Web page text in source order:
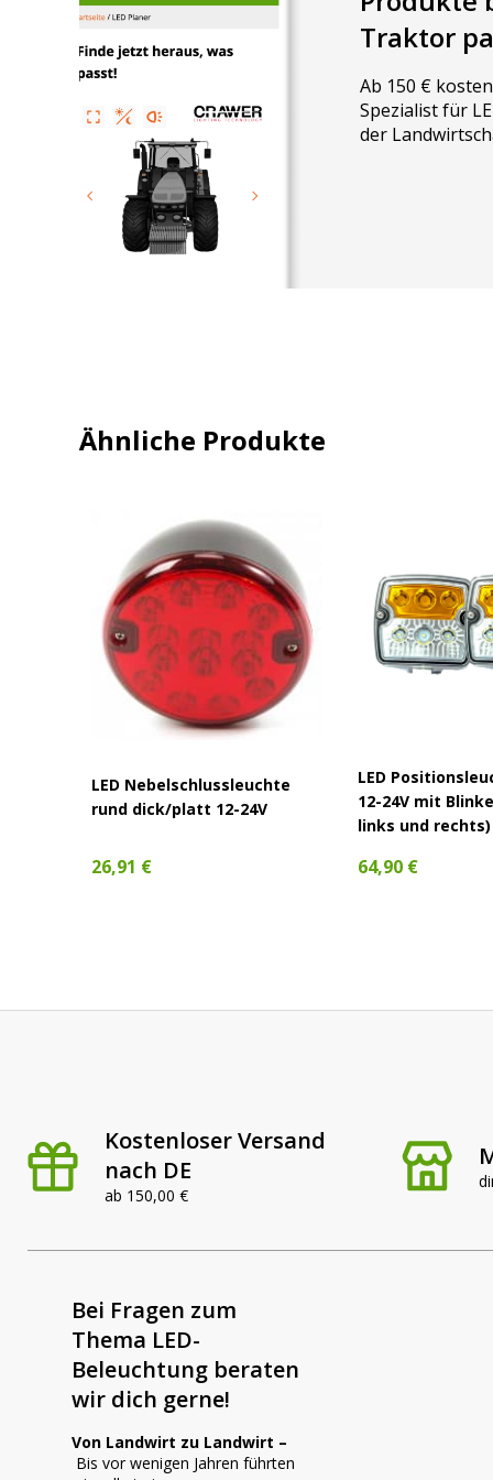
Traktor
Ab 150 €
Spezialist für
der
Ähnliche Produkte
LED Nebelschlussleuchte
rund dick/platt 12-24V
26,91 €
LED
12-24V mit
links und rechts)
64,90 €
Kostenloser Versand
nach DE
ab 150,00 €
Bei Fragen zum
Thema LED-
Beleuchtung beraten
wir dich gerne!
Von Landwirt zu Landwirt –
Bis vor wenigen Jahren führten